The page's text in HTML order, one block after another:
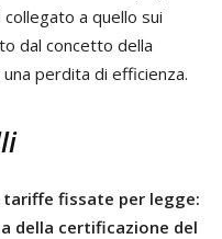
a quello sui
dal concetto della
perdita di efficienza.
fissate per legge:
della certificazione del